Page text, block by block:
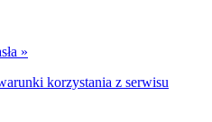
»
korzystania z serwisu